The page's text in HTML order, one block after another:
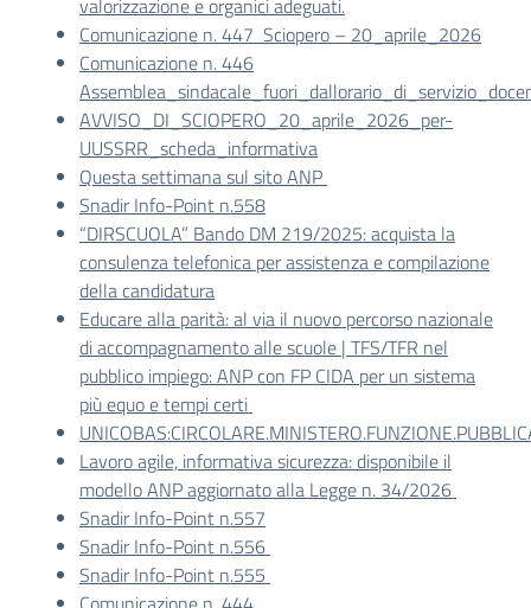
valorizzazione e organici adeguati.
Comunicazione n. 447 Sciopero – 20_aprile_2026
Comunicazione n. 446
AVVISO_DI_SCIOPERO_20_aprile_2026_per-
UUSSRR_scheda_informativa
Questa settimana sul sito ANP
Snadir Info-Point n.558
“DIRSCUOLA” Bando DM 219/2025: acquista la
consulenza telefonica per assistenza e compilazione
della candidatura
Educare alla parità: al via il nuovo percorso nazionale
di accompagnamento alle scuole | TFS/TFR nel
pubblico impiego: ANP con FP CIDA per un sistema
più equo e tempi certi
Lavoro agile, informativa sicurezza: disponibile il
modello ANP aggiornato alla Legge n. 34/2026
Snadir Info-Point n.557
Snadir Info-Point n.556
Snadir Info-Point n.555